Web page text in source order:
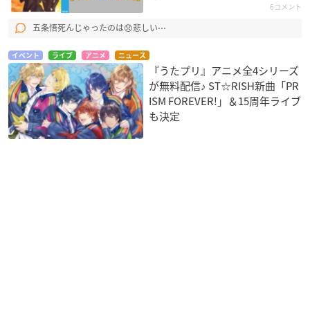
6コメント
五条悟死んじゃったのは😞悲しい⋯
イベント ライブ アニメ ニュース
『うたプリ』アニメ全4シリーズ
が無料配信♪ ST☆RISH新曲「PR
ISM FOREVER!」＆15周年ライブ
も決定